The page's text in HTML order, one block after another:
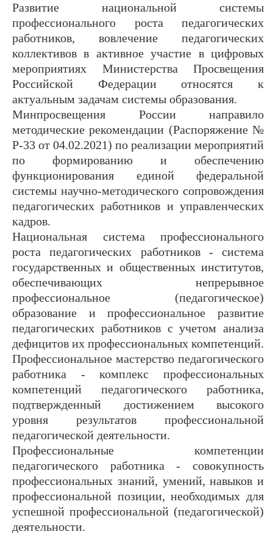
Развитие национальной системы
профессионального роста педагогических
работников, вовлечение педагогических
коллективов в активное участие в цифровых
мероприятиях Министерства Просвещения
Российской Федерации относятся к
актуальным задачам системы образования.
Минпросвещения России направило
методические рекомендации (Распоряжение №
Р-33 от 04.02.2021) по реализации мероприятий
по формированию и обеспечению
функционирования единой федеральной
системы научно-методического сопровождения
педагогических работников и управленческих
кадров.
Национальная система профессионального
роста педагогических работников - система
государственных и общественных институтов,
обеспечивающих непрерывное
профессиональное (педагогическое)
образование и профессиональное развитие
педагогических работников с учетом анализа
дефицитов их профессиональных компетенций.
Профессиональное мастерство педагогического
работника - комплекс профессиональных
компетенций педагогического работника,
подтвержденный достижением высокого
уровня результатов профессиональной
педагогической деятельности.
Профессиональные компетенции
педагогического работника - совокупность
профессиональных знаний, умений, навыков и
профессиональной позиции, необходимых для
успешной профессиональной (педагогической)
деятельности.